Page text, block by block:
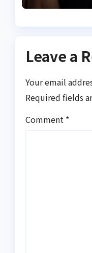
Leave a
Your email
Required fields
Comment *